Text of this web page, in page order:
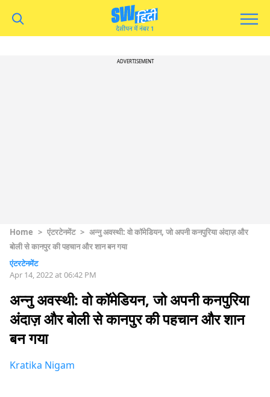
ADVERTISEMENT
Home > एंटरटेनमेंट > अन्नु अवस्थी: वो कॉमेडियन, जो अपनी कनपुरिया अंदाज़ और
बोली से कानपुर की पहचान और शान बन गया
एंटरटेनमेंट
Apr 14, 2022 at 06:42 PM
अन्नु अवस्थी: वो कॉमेडियन, जो अपनी कनपुरिया
अंदाज़ और बोली से कानपुर की पहचान और शान
बन गया
Kratika Nigam